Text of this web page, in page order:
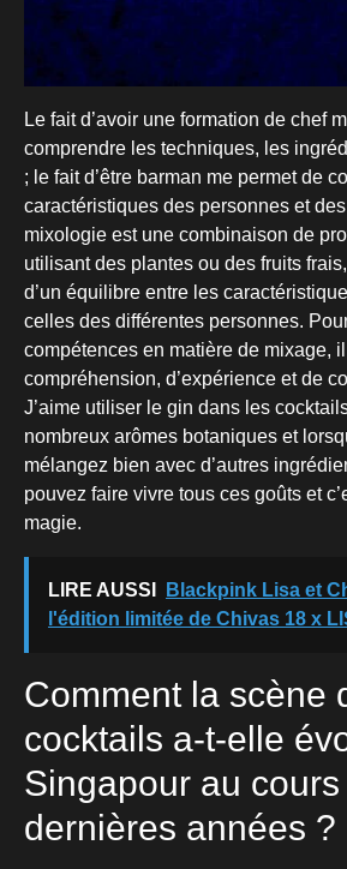
Le fait d’avoir une formation de chef
comprendre les techniques, les
; le fait d’être barman me permet de
caractéristiques des personnes et
mixologie est une combinaison de
utilisant des plantes ou des fruits
d’un équilibre entre les
celles des différentes personnes.
compétences en matière de mixage,
compréhension, d’expérience et de
J’aime utiliser le gin dans les
nombreux arômes botaniques et
mélangez bien avec d’autres
pouvez faire vivre tous ces goûts et
magie.
LIRE AUSSI
Blackpink Lisa et
l'édition limitée de Chivas 18 x
Comment la scène
cocktails a-t-elle
Singapour au
dernières années ?